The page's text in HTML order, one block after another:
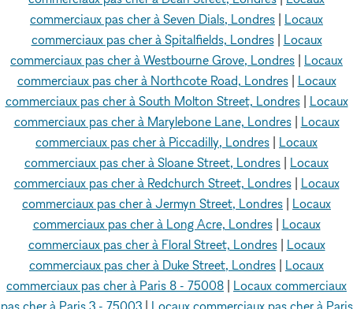
commerciaux pas cher à Seven Dials, Londres
Locaux
commerciaux pas cher à Spitalfields, Londres| Locaux
commerciaux pas cher à Westbourne Grove, Londres
Locaux
commerciaux pas cher à Northcote Road, Londres| Locaux
commerciaux pas cher à South Molton Street, Londres| Locaux
commerciaux pas cher à Marylebone Lane, Londres| Locaux
commerciaux pas cher à Piccadilly, Londres
Locaux
commerciaux pas cher à Sloane Street, Londres
Locaux
commerciaux pas cher à Redchurch Street, Londres| Locaux
commerciaux pas cher à Jermyn Street, Londres
Locaux
commerciaux pas cher à Long Acre, Londres| Locaux
commerciaux pas cher à Floral Street, Londres| Locaux
commerciaux pas cher à Duke Street, Londres
Locaux
commerciaux pas cher à Paris 8 - 75008
Locaux commerciaux
pas cher à Paris 3 - 75003| Locaux commerciaux pas cher à Paris